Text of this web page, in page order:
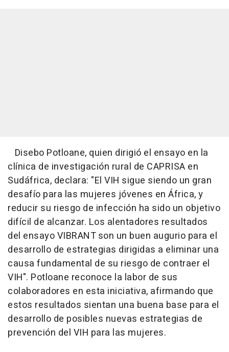
Disebo Potloane, quien dirigió el ensayo en la
clínica de investigación rural de CAPRISA en
Sudáfrica, declara: "El VIH sigue siendo un gran
desafío para las mujeres jóvenes en África, y
reducir su riesgo de infección ha sido un objetivo
difícil de alcanzar. Los alentadores resultados
del ensayo VIBRANT son un buen augurio para el
desarrollo de estrategias dirigidas a eliminar una
causa fundamental de su riesgo de contraer el
VIH". Potloane reconoce la labor de sus
colaboradores en esta iniciativa, afirmando que
estos resultados sientan una buena base para el
desarrollo de posibles nuevas estrategias de
prevención del VIH para las mujeres.